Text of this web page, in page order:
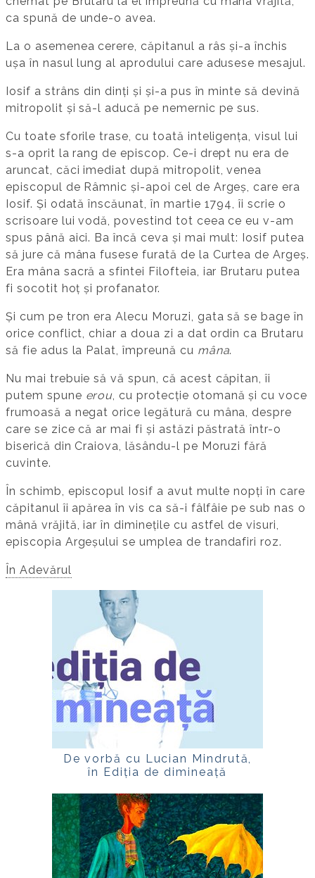
ca spună de unde-o avea.
La o asemenea cerere, căpitanul a râs și-a închis
ușa în nasul lung al aprodului care adusese mesajul.
Iosif a strâns din dinți și și-a pus în minte să devină
mitropolit și să-l aducă pe nemernic pe sus.
Cu toate sforile trase, cu toată inteligența, visul lui
s-a oprit la rang de episcop. Ce-i drept nu era de
aruncat, căci imediat după mitropolit, venea
episcopul de Râmnic și-apoi cel de Argeș, care era
Iosif. Și odată înscăunat, în martie 1794, îi scrie o
scrisoare lui vodă, povestind tot ceea ce eu v-am
spus până aici. Ba încă ceva și mai mult: Iosif putea
să jure că mâna fusese furată de la Curtea de Argeș.
Era mâna sacră a sfintei Filofteia, iar Brutaru putea
fi socotit hoț și profanator.
Și cum pe tron era Alecu Moruzi, gata să se bage în
orice conflict, chiar a doua zi a dat ordin ca Brutaru
să fie adus la Palat, împreună cu mâna.
Nu mai trebuie să vă spun, că acest căpitan, îi
putem spune erou, cu protecție otomană și cu voce
frumoasă a negat orice legătură cu mâna, despre
care se zice că ar mai fi și astăzi păstrată într-o
biserică din Craiova, lăsându-l pe Moruzi fără
cuvinte.
În schimb, episcopul Iosif a avut multe nopți în care
căpitanul îi apărea în vis ca să-i fâlfâie pe sub nas o
mână vrăjită, iar în diminețile cu astfel de visuri,
episcopia Argeșului se umplea de trandafiri roz.
În Adevărul
De vorbă cu Lucian Mindrută,
în Ediția de dimineață